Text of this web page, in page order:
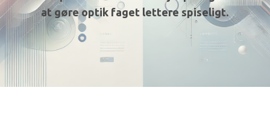
at gøre optik faget lettere spiseligt.